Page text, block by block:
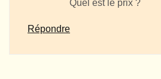
Quel est le prix ?
Répondre